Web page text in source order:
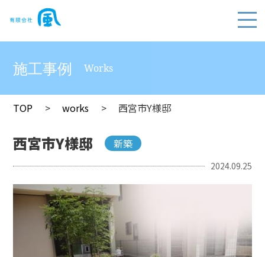
施工事例 Works
TOP works 西宮市Y様邸
西宮市Y様邸 新築
2024.09.25